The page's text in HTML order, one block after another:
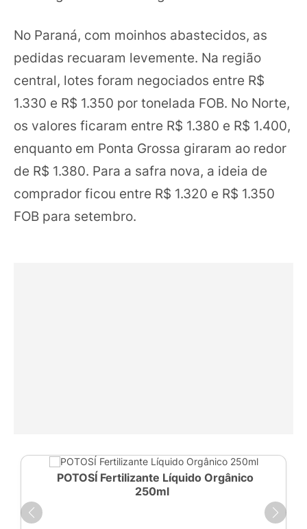
No Paraná, com moinhos abastecidos, as
pedidas recuaram levemente. Na região
central, lotes foram negociados entre R$
1.330 e R$ 1.350 por tonelada FOB. No Norte,
os valores ficaram entre R$ 1.380 e R$ 1.400,
enquanto em Ponta Grossa giraram ao redor
de R$ 1.380. Para a safra nova, a ideia de
comprador ficou entre R$ 1.320 e R$ 1.350
FOB para setembro.
POTOSÍ Fertilizante Líquido Orgânico
250ml